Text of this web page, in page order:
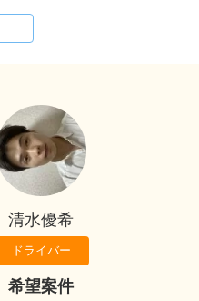
清水優希
ドライバー
希望案件